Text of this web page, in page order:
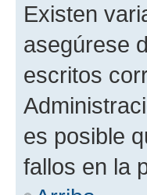
Existen
asegúrese
escritos
es posible
fallos en la